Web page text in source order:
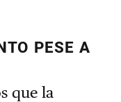
PESE A
que la